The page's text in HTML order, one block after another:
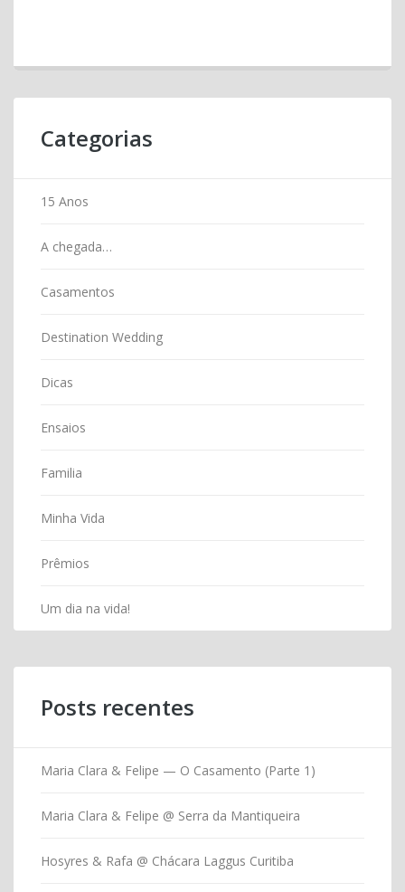
Categorias
15 Anos
A chegada…
Casamentos
Destination Wedding
Dicas
Ensaios
Familia
Minha Vida
Prêmios
Um dia na vida!
Posts recentes
Maria Clara & Felipe — O Casamento (Parte 1)
Maria Clara & Felipe @ Serra da Mantiqueira
Hosyres & Rafa @ Chácara Laggus Curitiba